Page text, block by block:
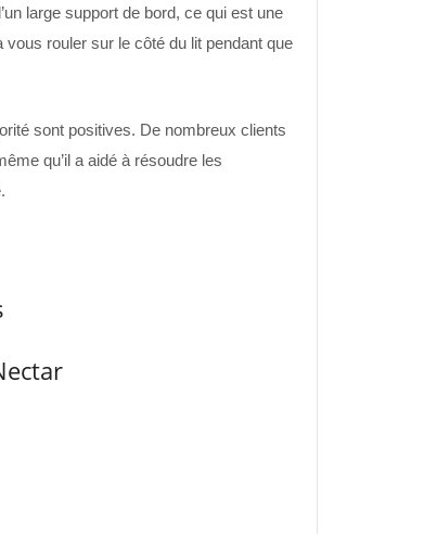
large support de bord, ce qui est une
rouler sur le côté du lit pendant que
sont positives. De nombreux clients
qu’il a aidé à résoudre les